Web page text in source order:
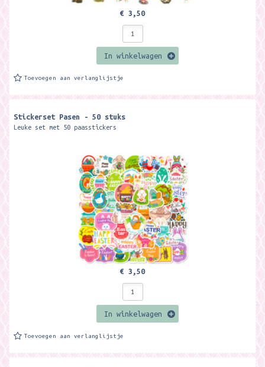
€ 3,50
In winkelwagen
Toevoegen aan verlanglijstje
Stickerset Pasen - 50 stuks
Leuke set met 50 paasstickers
€ 3,50
In winkelwagen
Toevoegen aan verlanglijstje